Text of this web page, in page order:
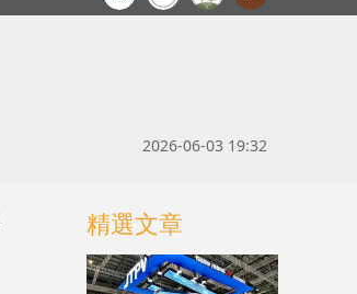
2026-06-03 19:32
精選文章